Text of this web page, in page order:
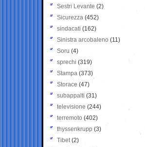
Sestri Levante (2)
Sicurezza (452)
sindacati (162)
Sinistra arcobaleno (11)
Soru (4)
sprechi (319)
Stampa (373)
Storace (47)
subappalti (31)
televisione(244)
terremoto (402)
thyssenkrupp (3)
Tibet(2)